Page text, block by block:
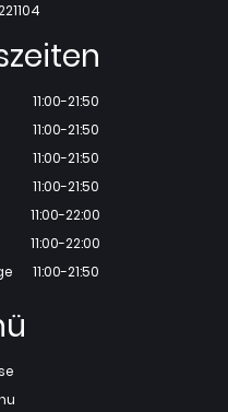
11:00-21:50
11:00-21:50
11:00-21:50
11:00-21:50
11:00-22:00
11:00-22:00
11:00-21:50